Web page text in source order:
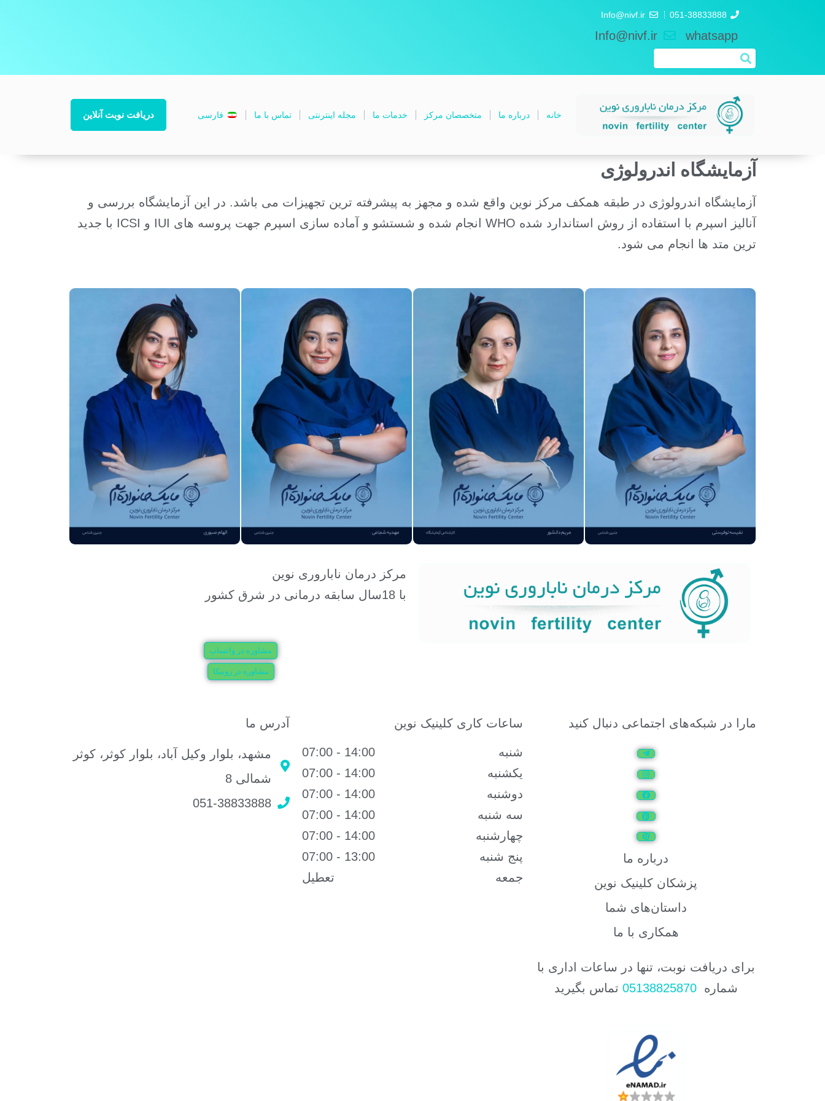
051-38833888
Info@nivf.ir
whatsapp
Info@nivf.ir
خانه درباره ما متخصصان مرکز خدمات ما مجله اینترنتی تماس با ما فارسی دریافت نوبت آنلاین
آزمایشگاه اندرولوژی
آزمایشگاه اندرولوژی در طبقه همکف مرکز نوین واقع شده و مجهز به پیشرفته ترین تجهیزات می باشد. در این آزمایشگاه بررسی و
آنالیز اسپرم با استفاده از روش استاندارد شده WHO انجام شده و شستشو و آماده سازی اسپرم جهت پروسه های IUI و ICSI با جدید
ترین متد ها انجام می شود.
مرکز درمان ناباروری نوین
با 18سال سابقه درمانی در شرق کشور
مشاوره در واتساپ
مشاوره در روبیکا
مارا در شبکه‌های اجتماعی دنبال کنید
درباره ما
پزشکان کلینیک نوین
داستان‌های شما
همکاری با ما
برای دریافت نوبت، تنها در ساعات اداری با
شماره05138825870 تماس بگیرید
ساعات کاری کلینیک نوین
شنبه
14:00 - 07:00
یکشنبه
14:00 - 07:00
دوشنبه
14:00 - 07:00
سه شنبه
14:00 - 07:00
چهارشنبه
14:00 - 07:00
پنج شنبه
13:00 - 07:00
جمعه
تعطیل
آدرس ما
مشهد، بلوار وکیل آباد، بلوار کوثر، کوثر
شمالی 8
051-38833888